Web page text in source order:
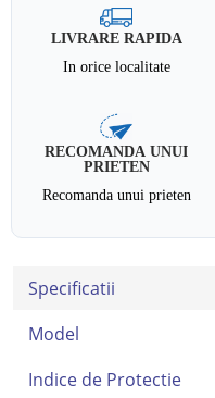
LIVRARE RAPIDA
In orice localitate
RECOMANDA UNUI
PRIETEN
Recomanda unui prieten
Specificatii
Model
Indice de Protectie